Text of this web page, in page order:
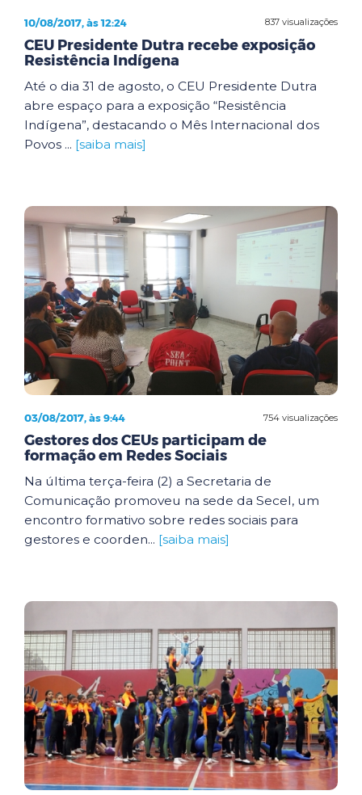
837 visualizações
10/08/2017, às 12:24
CEU Presidente Dutra recebe exposição
Resistência Indígena
Até o dia 31 de agosto, o CEU Presidente Dutra
abre espaço para a exposição “Resistência
Indígena”, destacando o Mês Internacional dos
Povos ... [saiba mais]
754 visualizações
03/08/2017, às 9:44
Gestores dos CEUs participam de
formação em Redes Sociais
Na última terça-feira (2) a Secretaria de
Comunicação promoveu na sede da Secel, um
encontro formativo sobre redes sociais para
gestores e coorden... [saiba mais]